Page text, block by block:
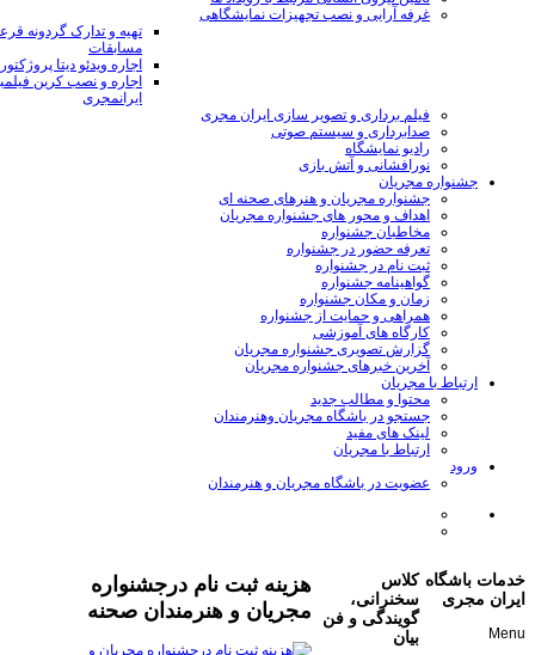
غرفه آرایی و نصب تجهیزات نمایشگاهی
تهیه و تدارک گردونه
مسابقات
اجاره ویدئو دیتا
اجاره و نصب کرین
ایرانمجری
فیلم برداری و تصویر سازی ایران مجری
صدابرداری و سیستم صوتی
رادیو نمایشگاه
نورافشانی و آتش بازی
جشنواره مجریان
جشنواره مجریان و هنرهای صحنه ای
اهداف و محور های جشنواره مجریان
مخاطبان جشنواره
تعرفه حضور در جشنواره
ثبت نام در جشنواره
گواهینامه جشنواره
زمان و مکان جشنواره
همراهی و حمایت از جشنواره
کارگاه های آموزشی
گزارش تصویری جشنواره مجریان
آخرین خبرهای جشنواره مجریان
ارتباط با مجریان
محتوا و مطالب جدید
جستجو در باشگاه مجریان وهنرمندان
لینک های مفید
ارتباط با مجریان
ورود
عضویت در باشگاه مجریان و هنرمندان
هزینه ثبت نام درجشنواره
مجریان و هنرمندان صحنه
کلاس
سخنرانی،
گویندگی و فن
بیان
خدمات باشگاه
ایران مجری
Menu